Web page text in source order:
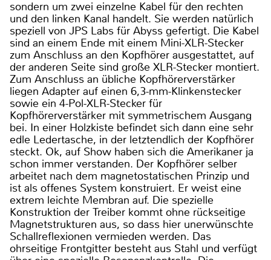
sondern um zwei einzelne Kabel für den rechten
und den linken Kanal handelt. Sie werden natürlich
speziell von JPS Labs für Abyss gefertigt. Die Kabel
sind an einem Ende mit einem Mini-XLR-Stecker
zum Anschluss an den Kopfhörer ausgestattet, auf
der anderen Seite sind große XLR-Stecker montiert.
Zum Anschluss an übliche Kopfhörerverstärker
liegen Adapter auf einen 6,3-mm-Klinkenstecker
sowie ein 4-Pol-XLR-Stecker für
Kopfhörerverstärker mit symmetrischem Ausgang
bei. In einer Holzkiste befindet sich dann eine sehr
edle Ledertasche, in der letztendlich der Kopfhörer
steckt. Ok, auf Show haben sich die Amerikaner ja
schon immer verstanden. Der Kopfhörer selber
arbeitet nach dem magnetostatischen Prinzip und
ist als offenes System konstruiert. Er weist eine
extrem leichte Membran auf. Die spezielle
Konstruktion der Treiber kommt ohne rückseitige
Magnetstrukturen aus, so dass hier unerwünschte
Schallreflexionen vermieden werden. Das
ohrseitige Frontgitter besteht aus Stahl und verfügt